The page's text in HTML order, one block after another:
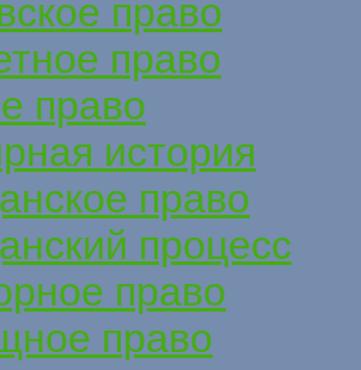
право
право
право
история
право
процесс
право
право